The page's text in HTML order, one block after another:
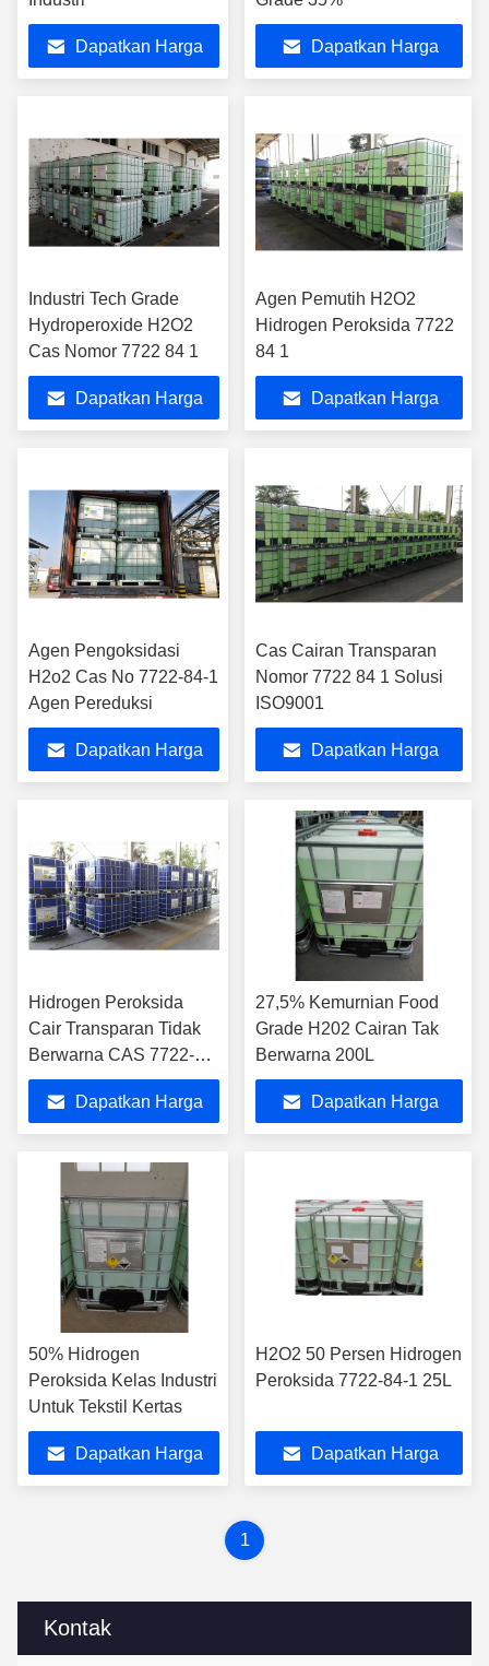
Kontak
Dapatkan Harga Dapatkan Harga
Industri Tech Grade
Hydroperoxide H2O2
Cas Nomor 7722 84 1
Dapatkan Harga
Agen Pemutih H2O2
Hidrogen Peroksida 7722
84 1
Dapatkan Harga
Agen Pengoksidasi
H2o2 Cas No 7722-84-1
Agen Pereduksi
Dapatkan Harga
Cas Cairan Transparan
Nomor 7722 84 1 Solusi
ISO9001
Dapatkan Harga
Hidrogen Peroksida
Cair Transparan Tidak
Berwarna CAS 7722-84-
1
Dapatkan Harga
27,5% Kemurnian Food
Grade H202 Cairan Tak
Berwarna 200L
Dapatkan Harga
50% Hidrogen
Peroksida Kelas Industri
Untuk Tekstil Kertas
Dapatkan Harga
H2O2 50 Persen Hidrogen
Peroksida 7722-84-1 25L
Dapatkan Harga
1